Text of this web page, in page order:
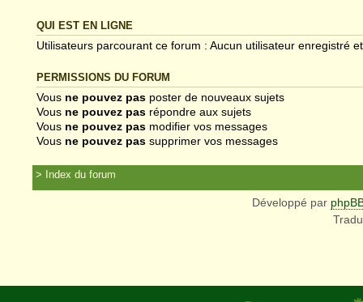
QUI EST EN LIGNE
Utilisateurs parcourant ce forum : Aucun utilisateur enregistré
PERMISSIONS DU FORUM
Vous ne pouvez pas poster de nouveaux sujets
Vous ne pouvez pas répondre aux sujets
Vous ne pouvez pas modifier vos messages
Vous ne pouvez pas supprimer vos messages
Index du forum
Développé par